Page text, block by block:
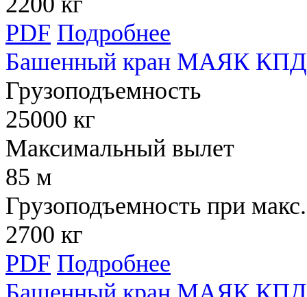
PDF Подробнее
Башенный кран МАЯК КПД
Грузоподъемность
25000 кг
Максимальный вылет
85 м
Грузоподъемность при
2700 кг
PDF Подробнее